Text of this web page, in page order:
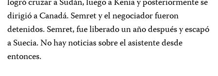
logró cruzar a Sudán, luego a Kenia y posteriormente se
dirigió a Canadá. Semret y el negociador fueron
detenidos. Semret, fue liberado un año después y escapó
a Suecia. No hay noticias sobre el asistente desde
entonces.